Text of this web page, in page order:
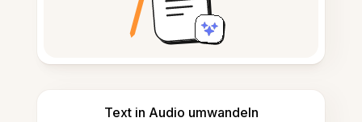
Text in Audio umwandeln